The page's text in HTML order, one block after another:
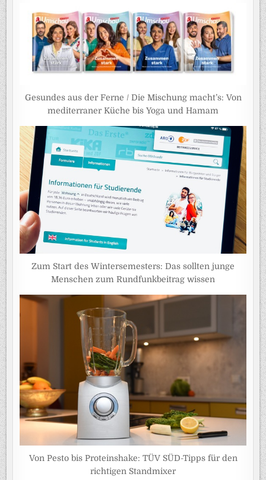
Gesundes aus der Ferne / Die Mischung macht’s: Von
mediterraner Küche bis Yoga und Hamam
Zum Start des Wintersemesters: Das sollten junge
Menschen zum Rundfunkbeitrag wissen
Von Pesto bis Proteinshake: TÜV SÜD-Tipps für den
richtigen Standmixer